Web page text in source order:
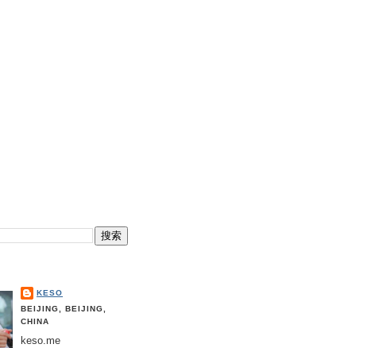
KESO
BEIJING, BEIJING,
CHINA
keso.me